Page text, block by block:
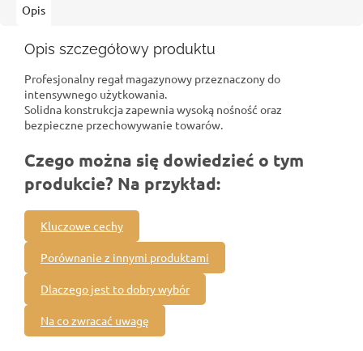
Opis
Opis szczegółowy produktu
Profesjonalny regał magazynowy przeznaczony do
intensywnego użytkowania.
Solidna konstrukcja zapewnia wysoką nośność oraz
bezpieczne przechowywanie towarów.
Czego można się dowiedzieć o tym
produkcie? Na przykład:
Kluczowe cechy
Porównanie z innymi produktami
Dlaczego jest to dobry wybór
Na co zwracać uwagę